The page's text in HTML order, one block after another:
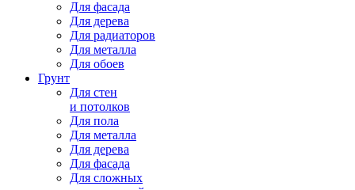
Для фасада
Для дерева
Для радиаторов
Для металла
Для обоев
Грунт
Для стен
и потолков
Для пола
Для металла
Для дерева
Для фасада
Для сложных